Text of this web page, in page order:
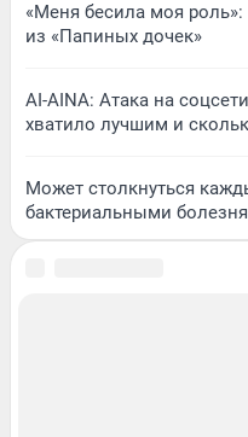
«Меня бесила моя роль»:
из «Папиных дочек»
AI-AINA: Атака на
хватило лучшим и
Может столкнуться
бактериальными